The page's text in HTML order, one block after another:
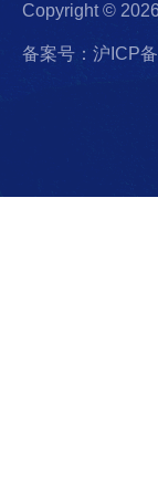
Copyright ©
备案号：沪ICP